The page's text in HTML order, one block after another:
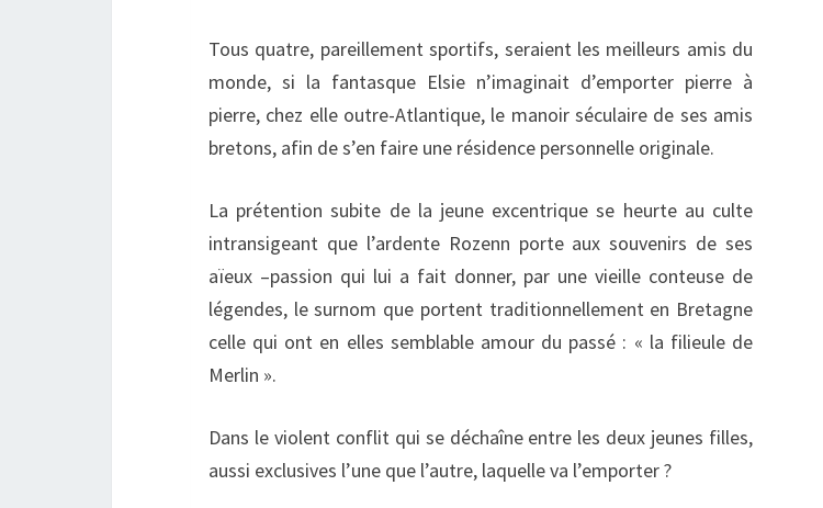
Tous quatre, pareillement sportifs, seraient les meilleurs amis du
monde, si la fantasque Elsie n’imaginait d’emporter pierre à
pierre, chez elle outre-Atlantique, le manoir séculaire de ses amis
bretons, afin de s’en faire une résidence personnelle originale.
La prétention subite de la jeune excentrique se heurte au culte
intransigeant que l’ardente Rozenn porte aux souvenirs de ses
aïeux –passion qui lui a fait donner, par une vieille conteuse de
légendes, le surnom que portent traditionnellement en Bretagne
celle qui ont en elles semblable amour du passé : « la filieule de
Merlin ».
Dans le violent conflit qui se déchaîne entre les deux jeunes filles,
aussi exclusives l’une que l’autre, laquelle va l’emporter ?